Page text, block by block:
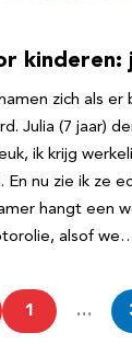
kinderen:
zich als er
Julia (7 jaar)
ik krijg
En nu zie ik ze
hangt een
alsof
1 …